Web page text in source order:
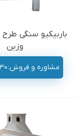
باربیکیو سنگی
وزین
مشاوره و فروش:02191302330